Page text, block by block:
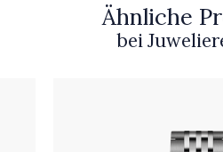
Ähnliche
bei